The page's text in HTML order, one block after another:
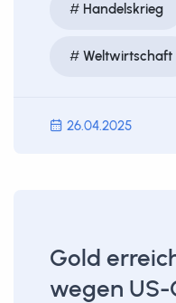
Handelskrieg
Weltwirtschaft
26.04.2025
Gold
wegen